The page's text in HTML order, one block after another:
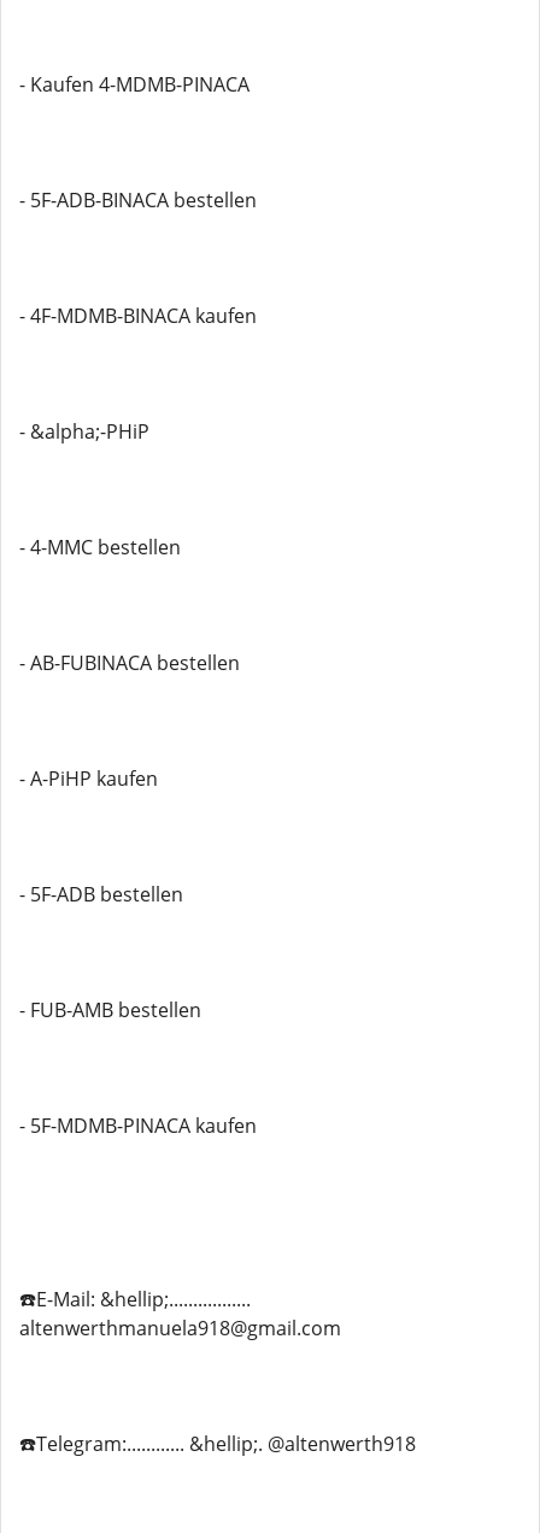
- Kaufen 4-MDMB-PINACA
- 5F-ADB-BINACA bestellen
- 4F-MDMB-BINACA kaufen
- &alpha;-PHiP
- 4-MMC bestellen
- AB-FUBINACA bestellen
- A-PiHP kaufen
- 5F-ADB bestellen
- FUB-AMB bestellen
- 5F-MDMB-PINACA kaufen
☎️E-Mail: &hellip;.................
altenwerthmanuela918@gmail.com
☎️Telegram:............ &hellip;. @altenwerth918